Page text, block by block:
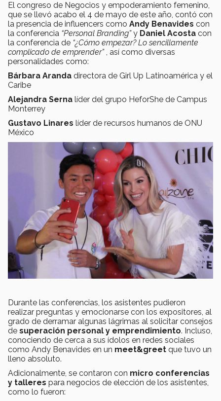
El congreso de Negocios y empoderamiento femenino,
que se llevó acabo el 4 de mayo de este año, contó con
la presencia de influencers como Andy Benavides con
la conferencia “Personal Branding”y Daniel Acosta con
la conferencia de “¿Cómo empezar? Lo sencillamente
complicado de emprender”, así como diversas
personalidades como:
Bárbara Aranda directora de Girl Up Latinoamérica y el
Caribe
Alejandra Serna líder del grupo HeforShe de Campus
Monterrey
Gustavo Linares líder de recursos humanos de ONU
México
Durante las conferencias, los asistentes pudieron
realizar preguntas y emocionarse con los expositores, al
grado de derramar algunas lágrimas al solicitar consejos
de superación personal y emprendimiento. Incluso,
conociendo de cerca a sus ídolos en redes sociales
como Andy Benavides en un meet&greet que tuvo un
lleno absoluto.
Adicionalmente, se contaron con micro conferencias
y talleres para negocios de elección de los asistentes,
como lo fueron: